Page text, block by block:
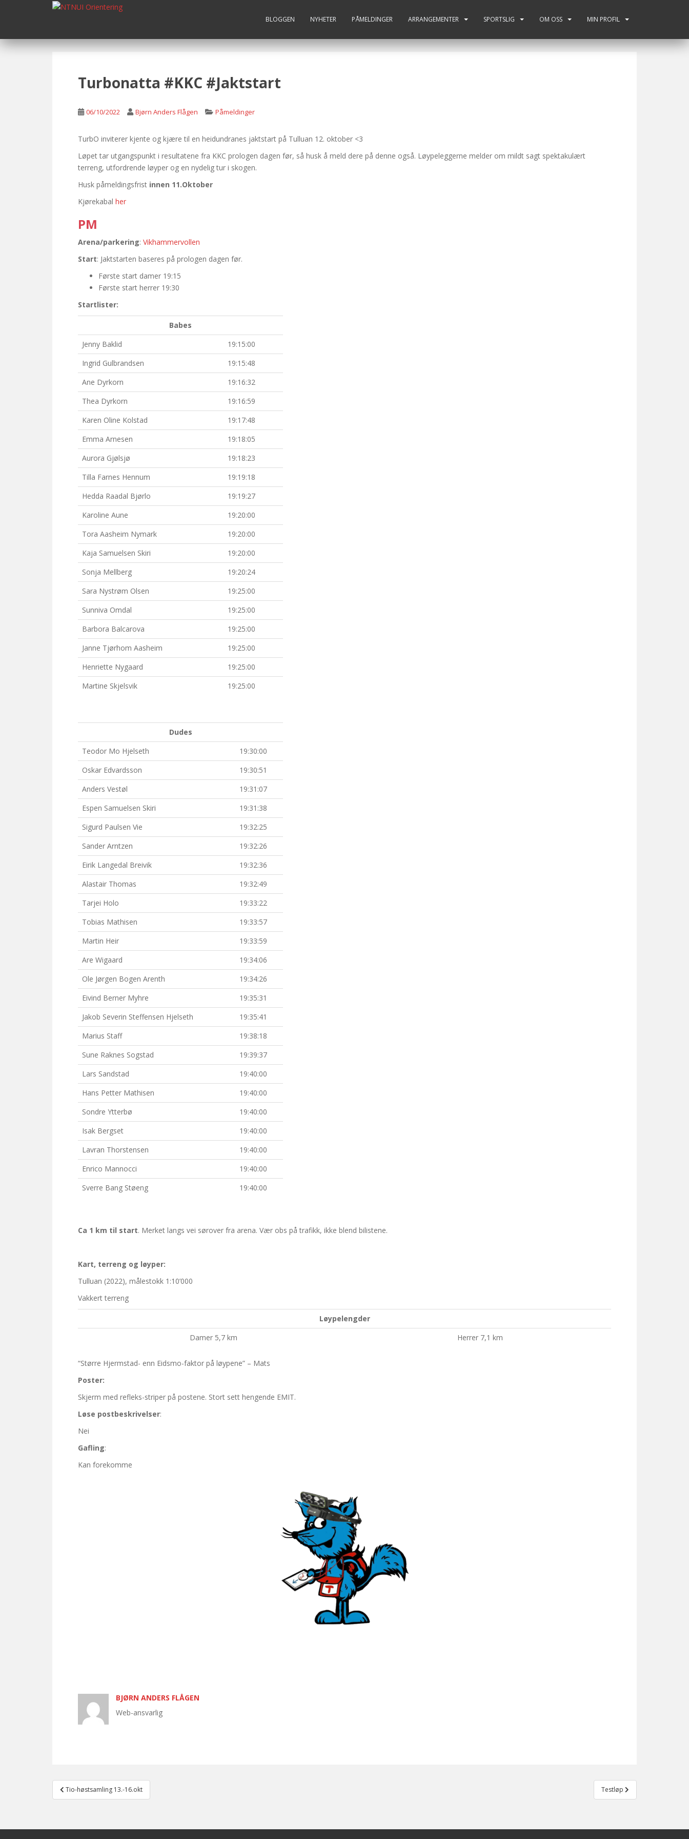
p
BLOGGEN NYHETER PÅMELDINGER ARRANGEMENTER SPORTSLIG OM OSS MIN PROFIL
Turbonatta #KKC #Jaktstart
06/10/2022 Bjørn Anders Flågen Påmeldinger
TurbO inviterer kjente og kjære til en heidundranes jaktstart på Tulluan 12. oktober <3
Løpet tar utgangspunkt i resultatene fra KKC prologen dagen før, så husk å meld dere på denne også. Løypeleggerne melder om mildt sagt spektakulært
terreng, utfordrende løyper og en nydelig tur i skogen.
Husk påmeldingsfrist innen 11.Oktober
Kjørekabal her
PM
Arena/parkering: Vikhammervollen
Start: Jaktstarten baseres på prologen dagen før.
Første start damer 19:15
Første start herrer 19:30
Startlister:
Babes
Jenny Baklid
19:15:00
Ingrid Gulbrandsen
19:15:48
Ane Dyrkorn
19:16:32
Thea Dyrkorn
19:16:59
Karen Oline Kolstad
19:17:48
Emma Arnesen
19:18:05
Aurora Gjølsjø
19:18:23
Tilla Farnes Hennum
19:19:18
Hedda Raadal Bjørlo
19:19:27
Karoline Aune
19:20:00
Tora Aasheim Nymark
19:20:00
Kaja Samuelsen Skiri
19:20:00
Sonja Mellberg
19:20:24
Sara Nystrøm Olsen
19:25:00
Sunniva Omdal
19:25:00
Barbora Balcarova
19:25:00
Janne Tjørhom Aasheim
19:25:00
Henriette Nygaard
19:25:00
Martine Skjelsvik
19:25:00
Dudes
Teodor Mo Hjelseth
19:30:00
Oskar Edvardsson
19:30:51
Anders Vestøl
19:31:07
Espen Samuelsen Skiri
19:31:38
Sigurd Paulsen Vie
19:32:25
Sander Arntzen
19:32:26
Eirik Langedal Breivik
19:32:36
Alastair Thomas
19:32:49
Tarjei Holo
19:33:22
Tobias Mathisen
19:33:57
Martin Heir
19:33:59
Are Wigaard
19:34:06
Ole Jørgen Bogen Arenth
19:34:26
Eivind Berner Myhre
19:35:31
Jakob Severin Steffensen Hjelseth
19:35:41
Marius Staff
19:38:18
Sune Raknes Sogstad
19:39:37
Lars Sandstad
19:40:00
Hans Petter Mathisen
19:40:00
Sondre Ytterbø
19:40:00
Isak Bergset
19:40:00
Lavran Thorstensen
19:40:00
Enrico Mannocci
19:40:00
Sverre Bang Støeng
19:40:00
Ca 1 km til start. Merket langs vei sørover fra arena. Vær obs på trafikk, ikke blend bilistene.
Kart, terreng og løyper:
Tulluan (2022), målestokk 1:10’000
Vakkert terreng
Løypelengder
Damer 5,7 km
Herrer 7,1 km
“Større Hjermstad- enn Eidsmo-faktor på løypene” – Mats
Poster:
Skjerm med refleks-striper på postene. Stort sett hengende EMIT.
Løse postbeskrivelser:
Nei
Gafling:
Kan forekomme
BJØRN ANDERS FLÅGEN
Web-ansvarlig
Post
navigation
Tio-høstsamling 13.-16.okt Testløp